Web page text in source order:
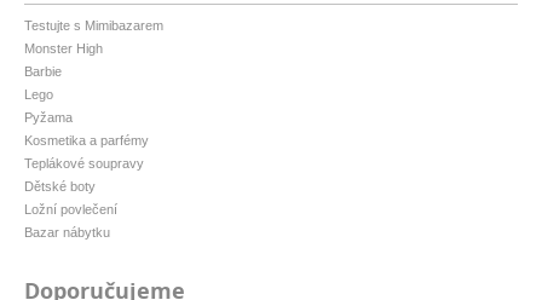
Testujte s Mimibazarem
Monster High
Barbie
Lego
Pyžama
Kosmetika a parfémy
Teplákové soupravy
Dětské boty
Ložní povlečení
Bazar nábytku
Doporučujeme